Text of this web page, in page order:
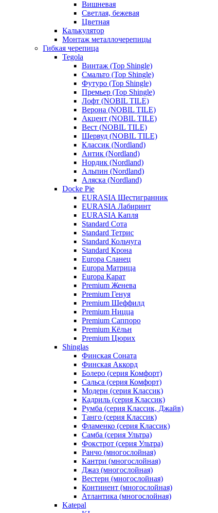
Вишневая
Светлая, бежевая
Цветная
Калькулятор
Монтаж металлочерепицы
Гибкая черепица
Tegola
Винтаж (Top Shingle)
Смальто (Top Shingle)
Футуро (Top Shingle)
Премьер (Top Shingle)
Лофт (NOBIL TILE)
Верона (NOBIL TILE)
Акцент (NOBIL TILE)
Вест (NOBIL TILE)
Шервуд (NOBIL TILE)
Классик (Nordland)
Антик (Nordland)
Нордик (Nordland)
Альпин (Nordland)
Аляска (Nordland)
Docke Pie
EURASIA Шестигранник
EURASIA Лабиринт
EURASIA Капля
Standard Сота
Standard Тетрис
Standard Кольчуга
Standard Крона
Europa Сланец
Europa Матрица
Europa Карат
Premium Женева
Premium Генуя
Premium Шеффилд
Premium Ницца
Premium Саппоро
Premium Кёльн
Premium Цюрих
Shinglas
Финская Соната
Финская Аккорд
Болеро (серия Комфорт)
Сальса (серия Комфорт)
Модерн (серия Классик)
Кадриль (серия Классик)
Румба (серия Классик, Джайв)
Танго (серия Классик)
Фламенко (серия Классик)
Самба (серия Ультра)
Фокстрот (серия Ультра)
Ранчо (многослойная)
Кантри (многослойная)
Джаз (многослойная)
Вестерн (многослойная)
Континент (многослойная)
Атлантика (многослойная)
Katepal